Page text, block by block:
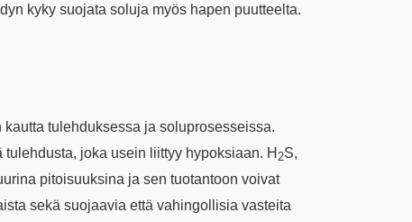
kyky suojata soluja myös hapen puutteelta.
tulehduksessa ja soluprosesseissa.
joka usein liittyy hypoksiaan. H 2S,
pitoisuuksina ja sen tuotantoon voivat
sekä suojaavia että vahingollisia vasteita